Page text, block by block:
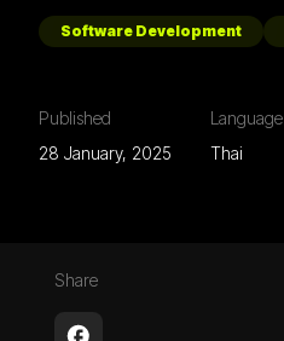
Software Development
Published
28 January, 2025
Language
Thai
Share